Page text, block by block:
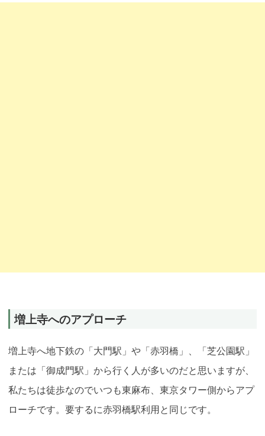
増上寺へのアプローチ
増上寺へ地下鉄の「大門駅」や「赤羽橋」、「芝公園駅」
または「御成門駅」から行く人が多いのだと思いますが、
私たちは徒歩なのでいつも東麻布、東京タワー側からアプ
ローチです。要するに赤羽橋駅利用と同じです。